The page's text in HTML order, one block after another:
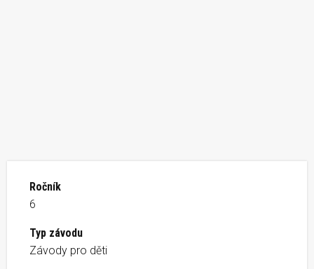
Ročník
6
Typ závodu
Závody pro děti